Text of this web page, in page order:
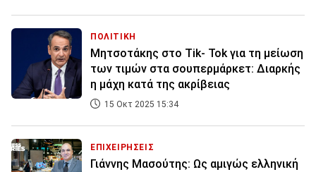
ΠΟΛΙΤΙΚΗ
Μητσοτάκης στο Tik- Tok για τη μείωση
των τιμών στα σουπερμάρκετ: Διαρκής
η μάχη κατά της ακρίβειας
15 Οκτ 2025 15:34
ΕΠΙΧΕΙΡΗΣΕΙΣ
Γιάννης Μασούτης: Ως αμιγώς ελληνική